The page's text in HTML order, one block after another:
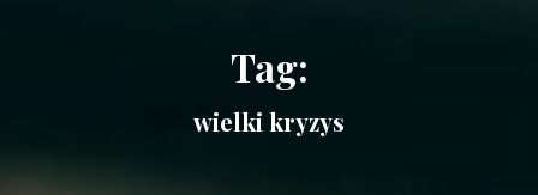
Tag:
wielki kryzys